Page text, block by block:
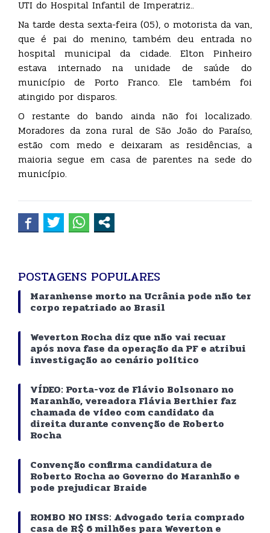
UTI do Hospital Infantil de Imperatriz..
Na tarde desta sexta-feira (05), o motorista da van,
que é pai do menino, também deu entrada no
hospital municipal da cidade. Elton Pinheiro
estava internado na unidade de saúde do
município de Porto Franco. Ele também foi
atingido por disparos.
O restante do bando ainda não foi localizado.
Moradores da zona rural de São João do Paraíso,
estão com medo e deixaram as residências, a
maioria segue em casa de parentes na sede do
município.
POSTAGENS POPULARES
Maranhense morto na Ucrânia pode não ter
corpo repatriado ao Brasil
Weverton Rocha diz que não vai recuar
após nova fase da operação da PF e atribui
investigação ao cenário político
VÍDEO: Porta-voz de Flávio Bolsonaro no
Maranhão, vereadora Flávia Berthier faz
chamada de vídeo com candidato da
direita durante convenção de Roberto
Rocha
Convenção confirma candidatura de
Roberto Rocha ao Governo do Maranhão e
pode prejudicar Braide
ROMBO NO INSS: Advogado teria comprado
casa de R$ 6 milhões para Weverton e